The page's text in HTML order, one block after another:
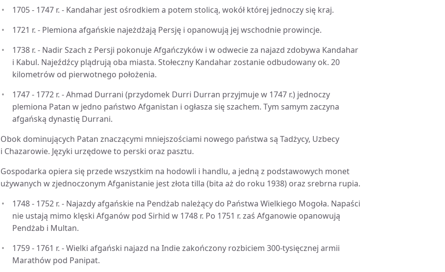
1705 - 1747 r. - Kandahar jest ośrodkiem a potem stolicą, wokół której jednoczy się kraj.
1721 r. - Plemiona afgańskie najeżdżają Persję i opanowują jej wschodnie prowincje.
1738 r. - Nadir Szach z Persji pokonuje Afgańczyków i w odwecie za najazd zdobywa Kandahar
i Kabul. Najeźdźcy plądrują oba miasta. Stołeczny Kandahar zostanie odbudowany ok. 20
kilometrów od pierwotnego położenia.
1747 - 1772 r. - Ahmad Durrani (przydomek Durri Durran przyjmuje w 1747 r.) jednoczy
plemiona Patan w jedno państwo Afganistan i ogłasza się szachem. Tym samym zaczyna
afgańską dynastię Durrani.
Obok dominujących Patan znaczącymi mniejszościami nowego państwa są Tadżycy, Uzbecy
i Chazarowie. Języki urzędowe to perski oraz pasztu.
Gospodarka opiera się przede wszystkim na hodowli i handlu, a jedną z podstawowych monet
używanych w zjednoczonym Afganistanie jest złota tilla (bita aż do roku 1938) oraz srebrna rupia.
1748 - 1752 r. - Najazdy afgańskie na Pendżab należący do Państwa Wielkiego Mogoła. Napaści
nie ustają mimo klęski Afganów pod Sirhid w 1748 r. Po 1751 r. zaś Afganowie opanowują
Pendżab i Multan.
1759 - 1761 r. - Wielki afgański najazd na Indie zakończony rozbiciem 300-tysięcznej armii
Marathów pod Panipat.